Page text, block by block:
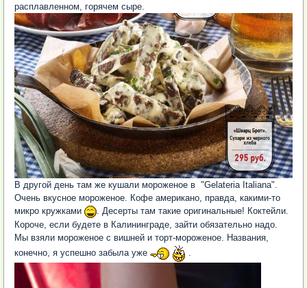
расплавленном, горячем сыре.
В другой день там же кушали мороженое в "Gelateria Italiana".
Очень вкусное мороженое. Кофе американо, правда, какими-то
микро кружками
. Десерты там такие оригинальные! Коктейли.
Короче, если будете в Калининграде, зайти обязательно надо.
Мы взяли мороженое с вишней и торт-мороженое. Названия,
конечно, я успешно забыла уже